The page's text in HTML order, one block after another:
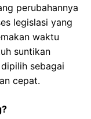
perubahannya
legislasi yang
waktu
suntikan
sebagai
cepat.